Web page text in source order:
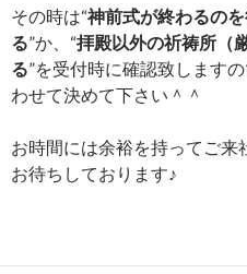
その時は“神前式が終わるの
る”か、“拝殿以外の祈祷所（
る”を受付時に確認致します
わせて決めて下さい＾＾
お時間には余裕を持ってご
お待ちしております♪